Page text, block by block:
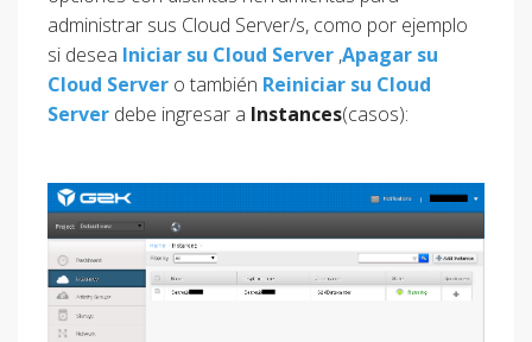
administrar sus Cloud Server/s, como por ejemplo
si desea Iniciar su Cloud Server ,Apagar su
Cloud Server o también Reiniciar su Cloud
Server debe ingresar a Instances(casos):